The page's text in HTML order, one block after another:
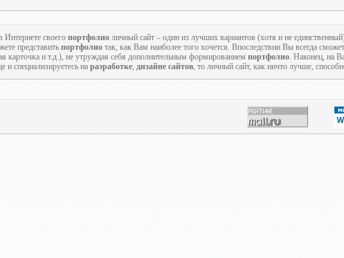
Интернете своего портфолио личный сайт – один из лучших вариантов (хотя и не
представить портфолио так, как Вам наиболее того хочется. Впоследствии Вы всегда
карточка и т.д.), не утруждая себя дополнительным формированием портфолио. Наконец, на
специализируетесь на разработке, дизайне сайтов, то личный сайт, как ничто лучше,